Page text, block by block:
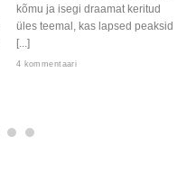
kõmu ja isegi draamat keritud
üles teemal, kas lapsed peaksid
[...]
4 kommentaari